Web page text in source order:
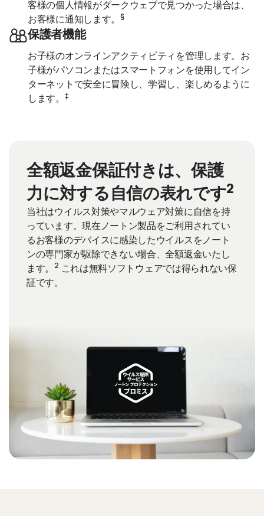
客様の個人情報がダークウェブで見つかった場合は、
お客様に通知します。
§
保護者機能
お子様のオンラインアクティビティを管理します。お
子様がパソコンまたはスマートフォンを使用してイン
ターネットで安全に冒険し、学習し、楽しめるように
します。
‡
全額返金保証付きは、保護
力に対する自信の表れです2
当社はウイルス対策やマルウェア対策に自信を持
っています。現在ノートン製品をご利用されてい
るお客様のデバイスに感染したウイルスをノート
ンの専門家が駆除できない場合、全額返金いたし
ます。
2 これは無料ソフトウェアでは得られない保
証です。